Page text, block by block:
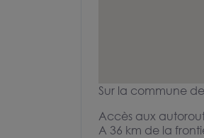
Sur la commune
Accès aux
A 36 km de la